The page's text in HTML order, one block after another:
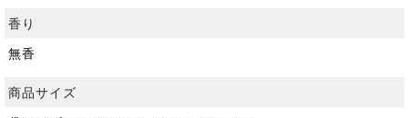
香り
無香
商品サイズ